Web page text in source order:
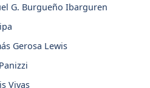
G. Burgueño Ibarguren
Gerosa Lewis
Vivas